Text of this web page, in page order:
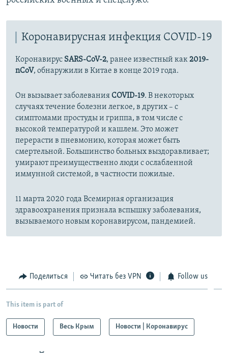
Коронавирусная инфекция COVID-19
Коронавирус SARS-CoV-2, ранее известный как2019-
nCoV, обнаружили в Китае в конце 2019 года.
Он вызывает заболеванияCOVID-19. В некоторых
случаях течение болезни легкое, в других – с
симптомами простуды и гриппа, в том числе с
высокой температурой и кашлем. Это может
перерасти в пневмонию, которая может быть
смертельной. Большинство больных выздоравливает;
умирают преимущественно люди с ослабленной
иммунной системой, в частности пожилые.
11 марта 2020 года Всемирная организация
здравоохранения признала вспышку заболевания,
вызываемого новым коронавирусом, пандемией.
Поделиться Читать без VPN Follow us
This item is part of
Новости Весь Крым Новости | Коронавирус